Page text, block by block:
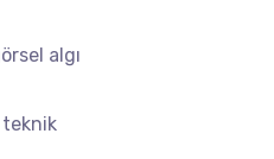
algı
teknik